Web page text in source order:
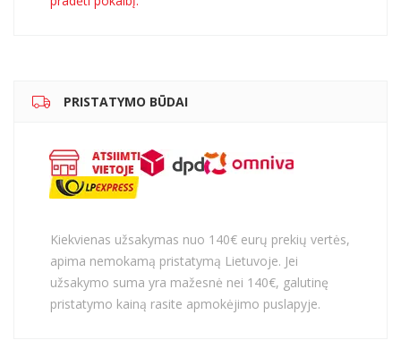
PRISTATYMO BŪDAI
Kiekvienas užsakymas nuo 140€ eurų prekių vertės,
apima nemokamą pristatymą Lietuvoje. Jei
užsakymo suma yra mažesnė nei 140€, galutinę
pristatymo kainą rasite apmokėjimo puslapyje.